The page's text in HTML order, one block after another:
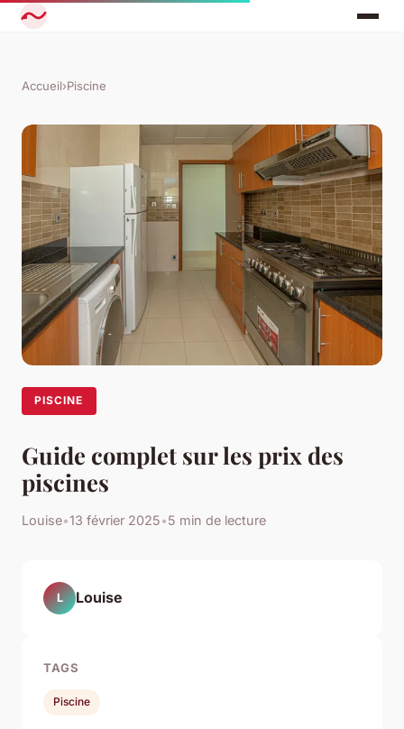
Accueil›Piscine
PISCINE
Guide complet sur les prix des
piscines
Louise•13 février 2025•5 min de lecture
L Louise
TAGS
Piscine